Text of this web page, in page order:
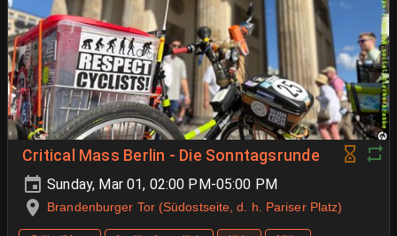
Critical Mass Berlin - Die Sonntagsrunde
Sunday, Mar 01, 02:00 PM-05:00 PM
Brandenburger Tor (Südostseite, d. h. Pariser Platz)